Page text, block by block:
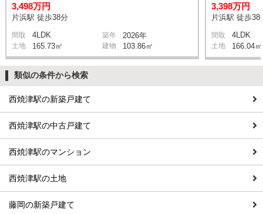
3,498万円
片浜駅 徒歩38分
間取 4LDK 築年 2026年
土地 165.73㎡ 建物 103.86㎡
3,398万円
片浜駅 徒歩38
間取 4LDK
土地 166.04㎡
類似の条件から検索
西焼津駅の新築戸建て
西焼津駅の中古戸建て
西焼津駅のマンション
西焼津駅の土地
藤岡の新築戸建て